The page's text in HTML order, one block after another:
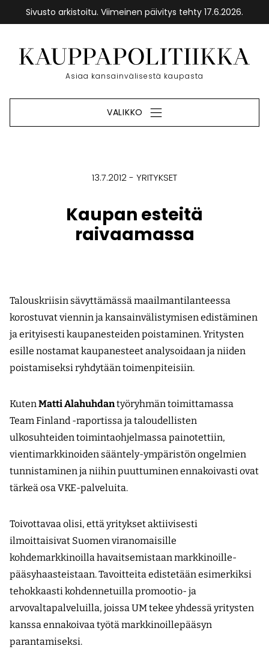
Sivusto arkistoitu. Viimeinen päivitys tehty 17.6.2026.
sisältöön
Etusivu
Asiaa kansainvälisestä kaupasta
VALIKKO
13.7.2012 YRITYKSET
Kaupan esteitä
raivaamassa
Talouskriisin sävyttämässä maailmantilanteessa
korostuvat viennin ja kansainvälistymisen edistäminen
ja erityisesti kaupanesteiden poistaminen. Yritysten
esille nostamat kaupanesteet analysoidaan ja niiden
poistamiseksi ryhdytään toimenpiteisiin.
KutenMatti Alahuhdantyöryhmän toimittamassa
Team Finland -raportissa ja taloudellisten
ulkosuhteiden toimintaohjelmassa painotettiin,
vientimarkkinoiden sääntely-ympäristön ongelmien
tunnistaminen ja niihin puuttuminen ennakoivasti ovat
tärkeä osa VKE-palveluita.
Toivottavaa olisi, että yritykset aktiivisesti
ilmoittaisivat Suomen viranomaisille
kohdemarkkinoilla havaitsemistaan markkinoille­
pääsyhaasteistaan. Tavoitteita edistetään esimerkiksi
tehokkaasti kohdennetuilla promootio- ja
arvovaltapalveluilla, joissa UM tekee yhdessä yritysten
kanssa ennakoivaa työtä markkinoillepääsyn
parantamiseksi.